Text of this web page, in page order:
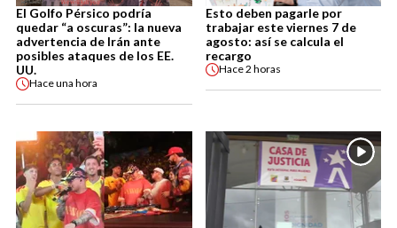
El Golfo Pérsico podría
quedar “a oscuras”: la nueva
advertencia de Irán ante
posibles ataques de los EE.
UU.
Haceuna hora
Esto deben pagarle por
trabajar este viernes 7 de
agosto: así se calcula el
recargo
Hace2 horas